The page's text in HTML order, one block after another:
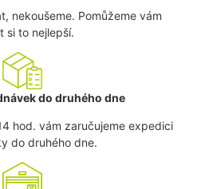
nekoušeme. Pomůžeme vám
si to nejlepší.
do druhého dne
hod. vám zaručujeme expedici
do druhého dne.